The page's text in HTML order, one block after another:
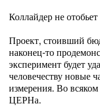
Коллайдер не
Проект, стоивший
наконец-то
эксперимент будет
человечеству новые
измерения. Во
ЦЕРНа.